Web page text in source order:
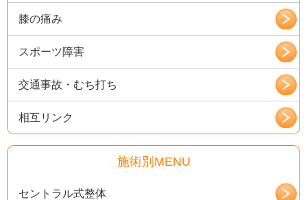
膝の痛み
スポーツ障害
交通事故・むち打ち
相互リンク
施術別MENU
セントラル式整体